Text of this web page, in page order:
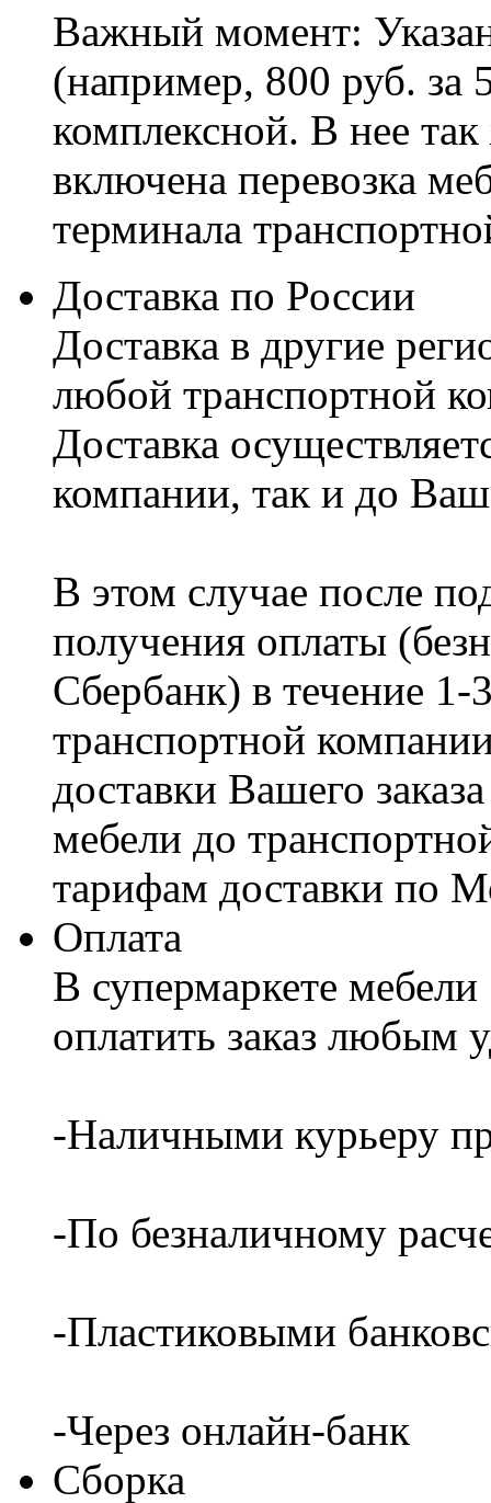
Важный момент:
(например, 800 руб. за
комплексной. В нее
включена перевозка
терминала
Доставка по России
Доставка в другие
любой транспортной
Доставка
компании, так и до
В этом случае после
получения оплаты
Сбербанк) в течение
транспортной
доставки Вашего
мебели до
тарифам доставки по
Оплата
В супермаркете
оплатить заказ любым
-Наличными курьеру
-По безналичному
-Пластиковыми
-Через онлайн-банк
Сборка